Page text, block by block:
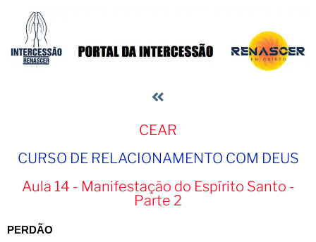
CEAR
CURSO DE RELACIONAMENTO COM DEUS​
Aula 14 - Manifestação do Espírito Santo -
Parte 2
PERDÃO